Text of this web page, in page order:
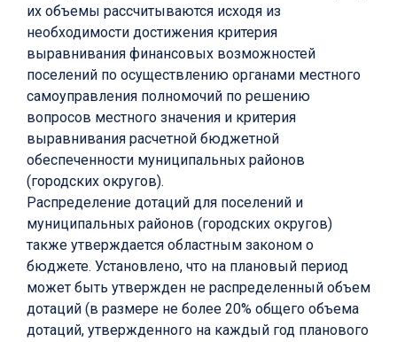
их объемы рассчитываются исходя из
необходимости достижения критерия
выравнивания финансовых возможностей
поселений по осуществлению органами местного
самоуправления полномочий по решению
вопросов местного значения и критерия
выравнивания расчетной бюджетной
обеспеченности муниципальных районов
(городских округов).
Распределение дотаций для поселений и
муниципальных районов (городских округов)
также утверждается областным законом о
бюджете. Установлено, что на плановый период
может быть утвержден не распределенный объем
дотаций (в размере не более 20% общего объема
дотаций, утвержденного на каждый год планового